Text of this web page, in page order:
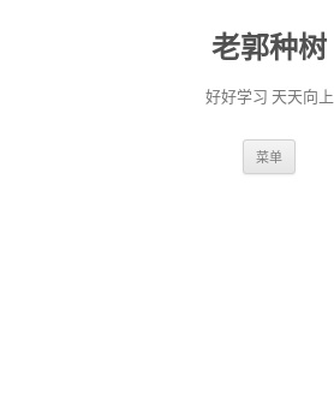
老郭种树
好好学习 天天向上
菜单